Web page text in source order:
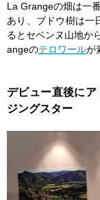
La Grangeの畑は一
あり、ブドウ樹は一
るとセベンヌ山地か
angeのテロワールが
デビュー直後に
ジングスター